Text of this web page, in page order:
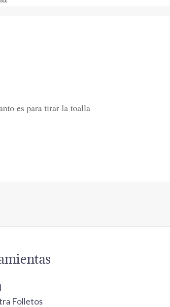
es para tirar la toalla
Folletos